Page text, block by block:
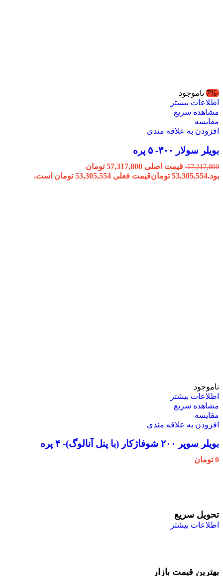
-7%
ناموجود
اطلاعات بیشتر
مشاهده سریع
مقایسه
افزودن به علاقه مندی
بویلر سولار ۳۰۰- ۵ پره
57,317,800
قیمت اصلی 57,317,800 تومان
بود.53,305,554 تومانقیمت فعلی 53,305,554 تومان است.
ناموجود
اطلاعات بیشتر
مشاهده سریع
مقایسه
افزودن به علاقه مندی
بویلر سوپر ۲۰۰ شوفاژکار (با پنل آنالوگ)- ۴ پره
0 تومان
تحویل سریع
اطلاعات بیشتر
بهترین قیمت بازار